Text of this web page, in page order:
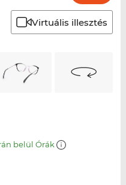
Virtuális illesztés
belül Órák